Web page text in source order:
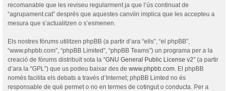
recomanable que les reviseu regularment ja que l’ús continuat de
“agrupament.cat” després que aquestes canvïin implica que les accepteu a
mesura que s’actualitzen o s’esmenen.
Els nostres fòrums utilitzen phpBB (a partir d’ara “ells”, “el phpBB”,
“www.phpbb.com”, “phpBB Limited”, “phpBB Teams”) un programa per a la
creació de fòrums distribuït sota la “GNU General Public License v2” (a partir
d’ara la “GPL”) que us podeu baixar des de www.phpbb.com . El phpBB
només facilita els debats a través d’Internet; phpBB Limted no és
responsable de què permet o no en termes de cotingut o conducta. Per a